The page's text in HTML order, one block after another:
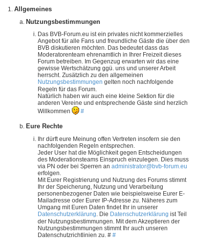
Allgemeines
Nutzungsbestimmungen
Das BVB-Forum.eu ist ein privates nicht kommerzielles
Angebot für alle Fans und freundliche Gäste die über den
BVB diskutieren möchten. Das bedeutet dass das
Moderatorenteam ehrenamtlich in Ihrer Freizeit dieses
Forum betreiben. Im Gegenzug erwarten wir das eine
gewisse Wertschätzung ggü. uns und unserer Arbeit
herrscht. Zusätzlich zu den allgemeinen
Nutzungsbestimmungen gelten noch nachfolgende
Regeln für das Forum.
Natürlich haben wir auch eine kleine Sektion für die
anderen Vereine und entsprechende Gäste sind herzlich
Willkommen
#
Eure Rechte
Ihr dürft eure Meinung offen Vertreten insofern sie den
nachfolgenden Regeln entsprechen.
Jeder User hat die Möglichkeit gegen Entscheidungen
des Moderationsteams Einspruch einzulegen. Dies muss
via PN oder bei Sperren an administrator@bvb-forum.eu
erfolgen.
Mit Eurer Registrierung und Nutzung des Forums stimmt
Ihr der Speicherung, Nutzung und Verarbeitung
personenbezogener Daten wie beispielsweise Eurer E-
Mailadresse oder Eurer IP-Adresse zu. Näheres zum
Umgang mit Euren Daten findet Ihr in unserer
Datenschutzerklärung . Die Datenschutzerklärung ist Teil
der Nutzungsbestimmungen. Mit dem Akzeptieren der
Nutzungsbestimmungen stimmt Ihr auch unseren
Datenschutzrichtlinien zu. # #